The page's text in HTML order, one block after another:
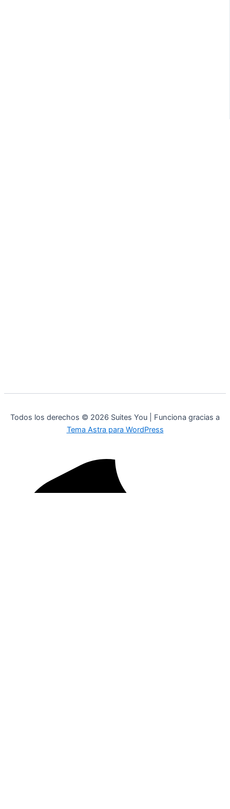
Todos los derechos © 2026 Suites You | Funciona gracias a
Tema Astra para WordPress